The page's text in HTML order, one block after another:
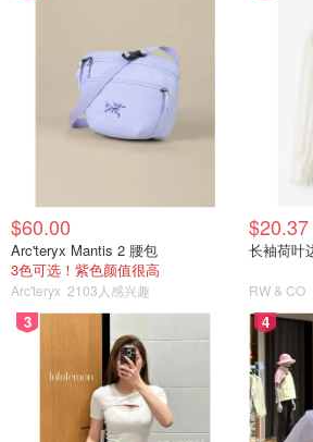
Cao 目前被拘留。他在认罪时拄着助
Perreault提醒陪审团，在整个审判过
无罪。她还表示，要判定Cao一级谋
证明他实施了非法行为，该行为导致
来源：
montrealgazette
PHOTO BY HANDOUT PHOTOS
细节曝光！华人女
几刀，被判谋杀未
是momo酱
$60.00
Arc'teryx Mantis 2 腰包
3色可选！紫色颜值很高
Arc'teryx 2103人感兴趣
$20.37
长袖荷叶
RW & CO
3 4